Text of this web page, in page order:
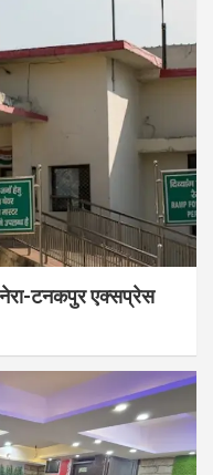
टनकपुर एक्सप्रेस